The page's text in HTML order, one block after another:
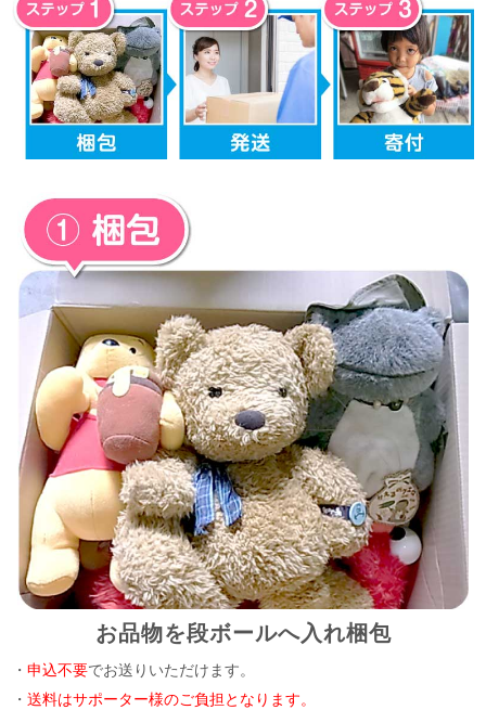
お品物を段ボールへ入れ梱包
・申込不要でお送りいただけます。
・送料はサポーター様のご負担となります。